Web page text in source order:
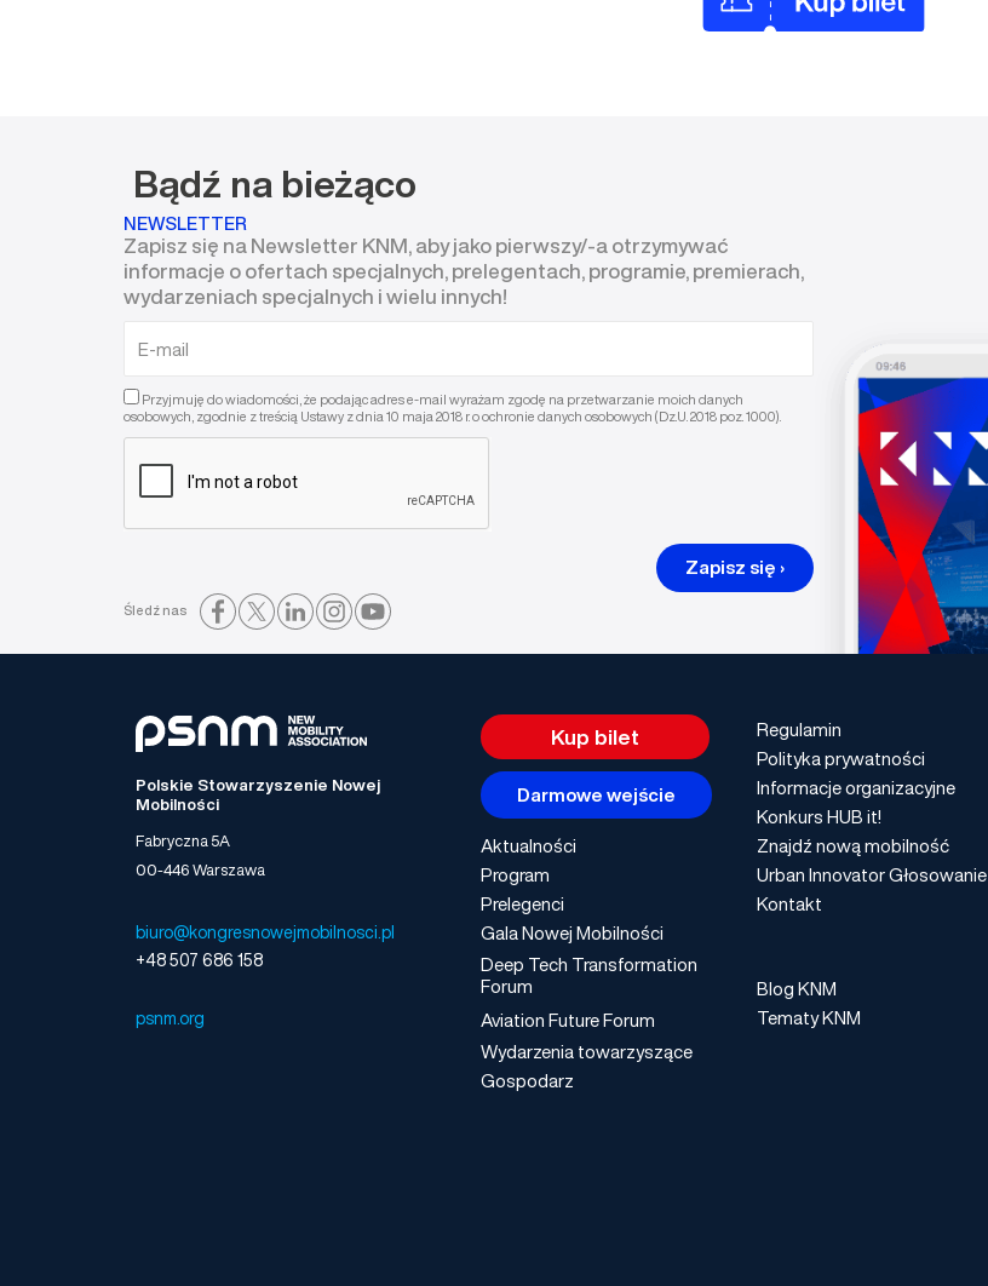
Bądź na bieżąco
NEWSLETTER
Zapisz się na Newsletter KNM, aby jako pierwszy/-a otrzymywać
informacje o ofertach specjalnych, prelegentach, programie, premierach,
wydarzeniach specjalnych i wielu innych!
Przyjmuję do wiadomości, że podając adres e-mail wyrażam zgodę na przetwarzanie moich danych
osobowych, zgodnie z treścią Ustawy z dnia 10 maja 2018 r. o ochronie danych osobowych (Dz.U. 2018 poz. 1000).
Zapisz się ›
Śledź nas
Polskie Stowarzyszenie Nowej
Mobilności
Fabryczna 5A
00-446 Warszawa
biuro@kongresnowejmobilnosci.pl
+48 507 686 158
psnm.org
Kup bilet
Darmowe wejście
Aktualności
Program
Prelegenci
Gala Nowej Mobilności
Deep Tech Transformation
Forum
Aviation Future Forum
Wydarzenia towarzyszące
Gospodarz
Regulamin
Polityka prywatności
Informacje organizacyjne
Konkurs HUB it!
Znajdź nową mobilność
Urban Innovator Głosowanie
Kontakt
Blog KNM
Tematy KNM